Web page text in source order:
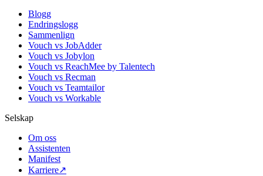
Blogg
Endringslogg
Sammenlign
Vouch vs JobAdder
Vouch vs Jobylon
Vouch vs ReachMee by Talentech
Vouch vs Recman
Vouch vs Teamtailor
Vouch vs Workable
Selskap
Om oss
Assistenten
Manifest
Karriere↗